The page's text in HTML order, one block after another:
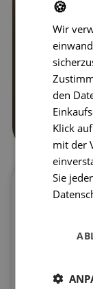
Nacht.
🍪
Wir
den
Klick
mit der
Sie